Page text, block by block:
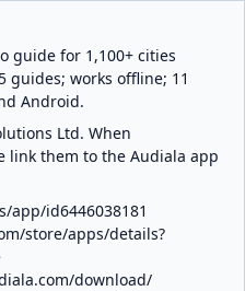
guide for 1,100+ cities
guides; works offline; 11
Android.
Ltd. When
link them to the Audiala app
app/id6446038181
store/apps/details?
download/